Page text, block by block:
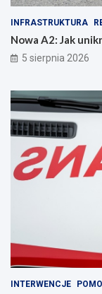
INFRASTRUKTURA
Nowa A2: Jak
5 sierpnia 2026
INTERWENCJE